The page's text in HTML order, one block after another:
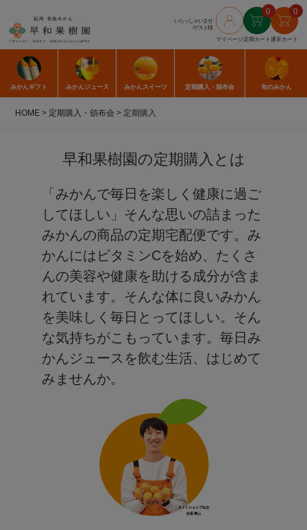
いらっしゃいませ
/ゲスト様
マイページ
0
定期カート
0
通常カート
みかんギフト みかんジュース みかんスイーツ 定期購入 ・頒布会 旬のみかん
HOME 定期購入・頒布会 定期購入
早和果樹園の定期購入とは
「みかんで毎日を楽しく健康に過ご
してほしい」そんな思いの詰まった
みかんの商品の定期宅配便です。み
かんにはビタミンCを始め、たくさ
んの美容や健康を助ける成分が含ま
れています。そんな体に良いみかん
を美味しく毎日とってほしい。そん
な気持ちがこもっています。毎日み
かんジュースを飲む生活、はじめて
みませんか。